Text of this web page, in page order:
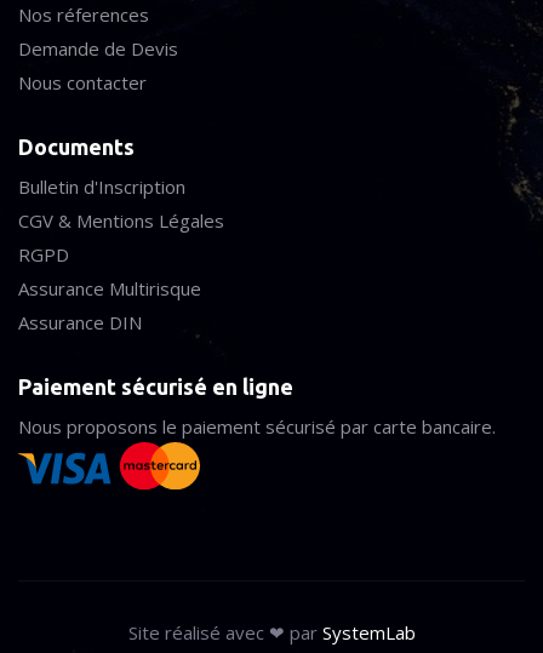
Nos réferences
Demande de Devis
Nous contacter
Documents
Bulletin d'Inscription
CGV & Mentions Légales
RGPD
Assurance Multirisque
Assurance DIN
Paiement sécurisé en ligne
Nous proposons le paiement sécurisé par carte bancaire.
Site réalisé avec ❤ par SystemLab